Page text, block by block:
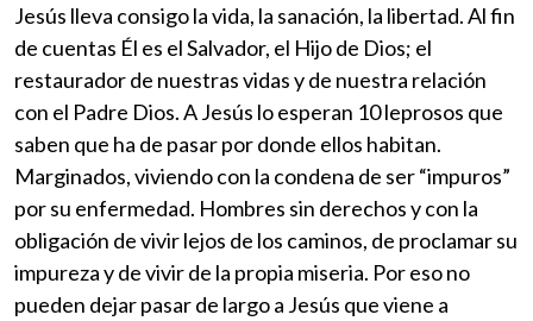
Jesús lleva consigo la vida, la sanación, la libertad. Al fin
de cuentas Él es el Salvador, el Hijo de Dios; el
restaurador de nuestras vidas y de nuestra relación
con el Padre Dios. A Jesús lo esperan 10 leprosos que
saben que ha de pasar por donde ellos habitan.
Marginados, viviendo con la condena de ser “impuros”
por su enfermedad. Hombres sin derechos y con la
obligación de vivir lejos de los caminos, de proclamar su
impureza y de vivir de la propia miseria. Por eso no
pueden dejar pasar de largo a Jesús que viene a